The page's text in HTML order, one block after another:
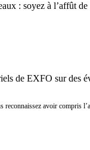
: soyez à l’affût de
de EXFO sur des
reconnaissez avoir compris